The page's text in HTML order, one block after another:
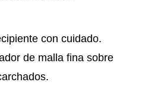
con cuidado.
de malla fina sobre